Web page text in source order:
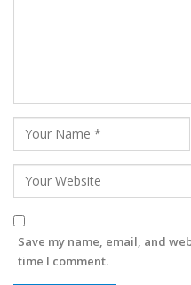
Save my name, email, and
time I comment.